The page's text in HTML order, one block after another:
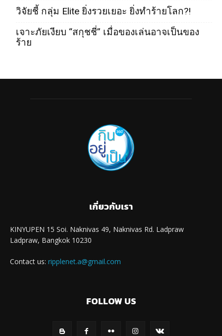
วิจัยชี้ กลุ่ม Elite ยิ่งรวยเยอะ ยิ่งทำร้ายโลก?!
เจาะภัยเงียบ “สกุชชี่” เมื่อของเล่นอาจเป็นของ
ร้าย
เกี่ยวกับเรา
KINYUPEN 15 Soi. Naknivas 49, Naknivas Rd. Ladpraw
Ladpraw, Bangkok 10230
Contact us: ripplenet.a@gmail.com
FOLLOW US